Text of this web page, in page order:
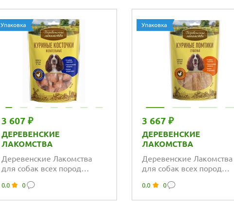
Упаковка
3 607 ₽
ДЕРЕВЕНСКИЕ
ЛАКОМСТВА
Деревенские Лакомства
для собак всех пород
жевательные
0.0 0
Упаковка
3 667 ₽
ДЕРЕВЕНСКИЕ
ЛАКОМСТВА
Деревенские Лакомства
для собак всех пород
0.0 0